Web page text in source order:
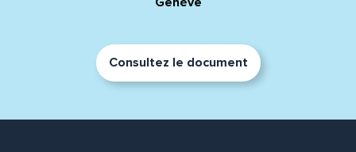
Consultez le document